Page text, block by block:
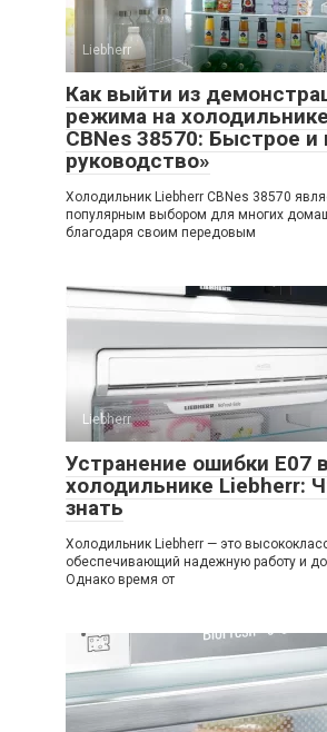
Liebherr
Как выйти из
режима на
CBNes 38570: Быстрое и
руководство»
Холодильник Liebherr CBNes 38570
популярным выбором для многих
благодаря своим передовым
Liebherr
Устранение ошибки E07 в
холодильнике Liebherr:
знать
Холодильник Liebherr — это
обеспечивающий надежную работу и
Однако время от